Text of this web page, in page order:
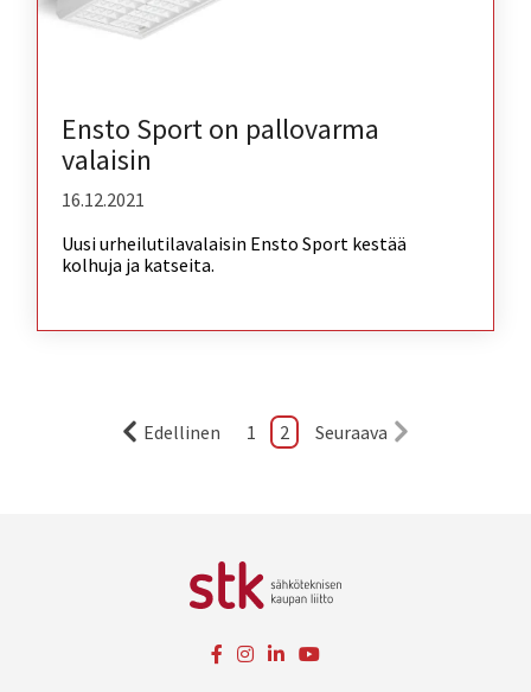
Ensto Sport on pallovarma
valaisin
16.12.2021
Uusi urheilutilavalaisin Ensto Sport kestää
kolhuja ja katseita.
Edellinen 1 2 Seuraava